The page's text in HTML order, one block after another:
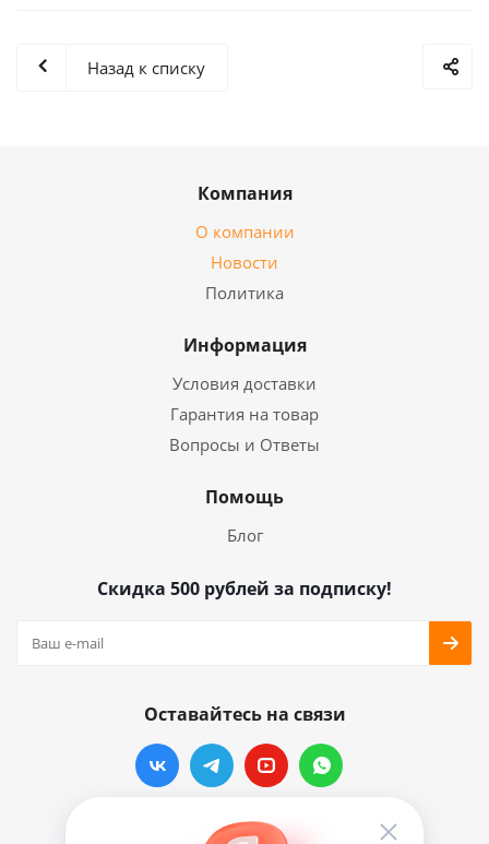
Назад к списку
Компания
О компании
Новости
Политика
Информация
Условия доставки
Гарантия на товар
Вопросы и Ответы
Помощь
Блог
Скидка 500 рублей за подписку!
Оставайтесь на связи
Наши контакты